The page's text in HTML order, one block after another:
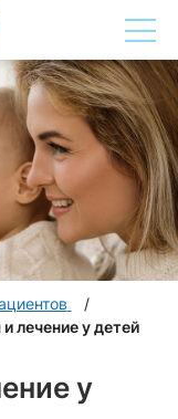
лечение у детей
у